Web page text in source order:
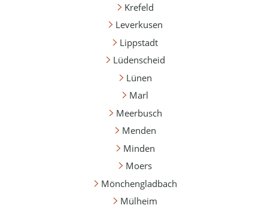
Krefeld
Leverkusen
Lippstadt
Lüdenscheid
Lünen
Marl
Meerbusch
Menden
Minden
Moers
Mönchengladbach
Mülheim